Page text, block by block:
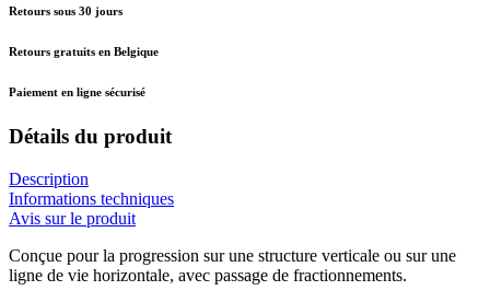
Retours sous 30 jours
Retours gratuits en Belgique
Paiement en ligne sécurisé
Détails du produit
Description
Informations techniques
Avis sur le produit
Conçue pour la progression sur une structure verticale ou sur une
ligne de vie horizontale, avec passage de fractionnements.